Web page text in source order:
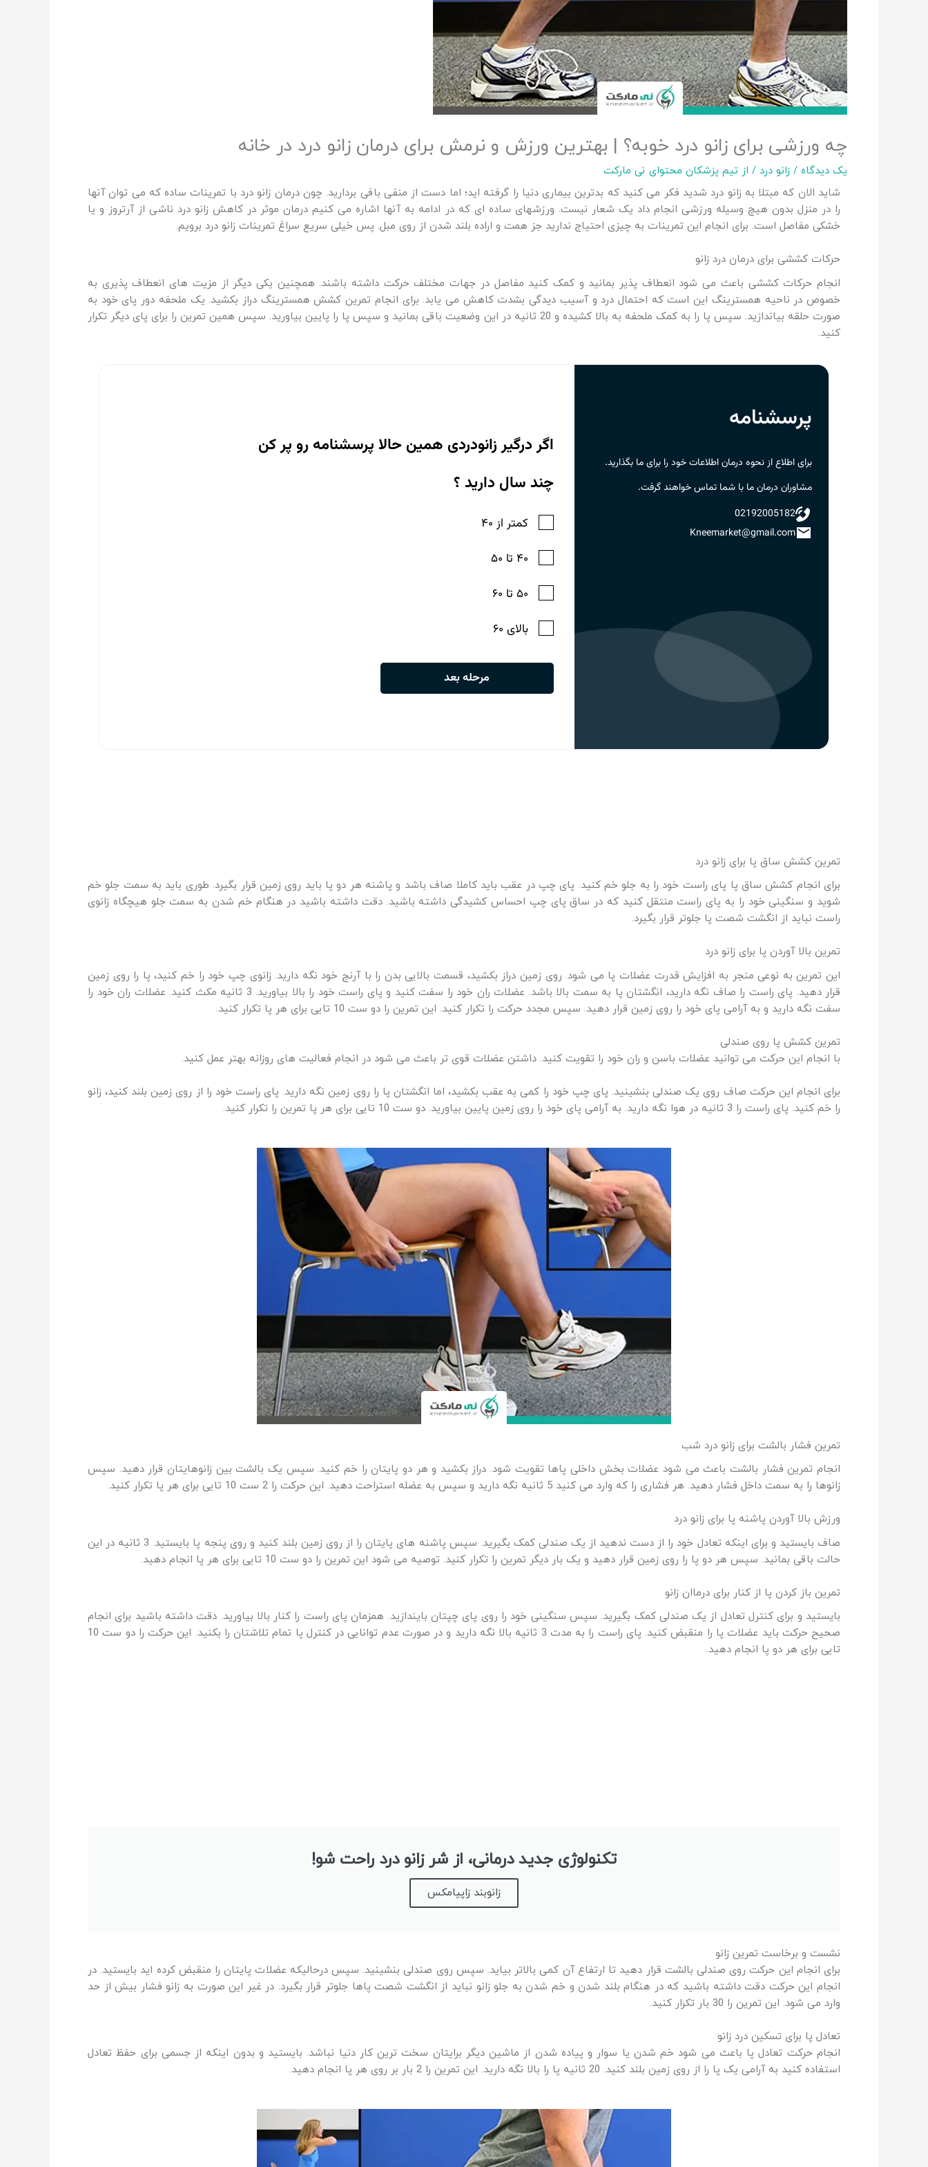
چه ورزشی برای زانو درد خوبه؟ | بهترین ورزش و نرمش برای درمان زانو درد در خانه
یک دیدگاه / زانو درد / از تیم پزشکان محتوای نی مارکت
شاید الان که مبتلا به زانو درد شدید فکر می کنید که بدترین بیماری دنیا را گرفته اید؛ اما دست از منفی بافی بردارید. چون درمان زانو درد با تمرینات ساده که می توان آنها
را در منزل بدون هیچ وسیله ورزشی انجام داد یک شعار نیست. ورزشهای ساده ای که در ادامه به آنها اشاره می کنیم درمان موثر در کاهش زانو درد ناشی از آرتروز و یا
خشکی مفاصل است. برای انجام این تمرینات به چیزی احتیاج ندارید جز همت و اراده بلند شدن از روی مبل. پس خیلی سریع سراغ تمرینات زانو درد برویم.
حرکات کششی برای درمان درد زانو
انجام حرکات کششی باعث می شود انعطاف پذیر بمانید و کمک کنید مفاصل در جهات مختلف حرکت داشته باشند. همچنین یکی دیگر از مزیت های انعطاف پذیری به
خصوص در ناحیه همسترینگ این است که احتمال درد و آسیب دیدگی بشدت کاهش می یابد. برای انجام تمرین کشش همسترینگ دراز بکشید. یک ملحفه دور پای خود به
صورت حلقه بیاندازید. سپس پا را به کمک ملحفه به بالا کشیده و 20 ثانیه در این وضعیت باقی بمانید و سپس پا را پایین بیاورید. سپس همین تمرین را برای پای دیگر تکرار
کنید.
تمرین کشش ساق پا برای زانو درد
برای انجام کشش ساق پا پای راست خود را به جلو خم کنید. پای چپ در عقب باید کاملا صاف باشد و پاشنه هر دو پا باید روی زمین قرار بگیرد. طوری باید به سمت جلو خم
شوید و سنگینی خود را به پای راست منتقل کنید که در ساق پای چپ احساس کشیدگی داشته باشید. دقت داشته باشید در هنگام خم شدن به سمت جلو هیچگاه زانوی
راست نباید از انگشت شصت پا جلوتر قرار بگیرد.
تمرین بالا آوردن پا برای زانو درد
این تمرین به نوعی منجر به افزایش قدرت عضلات پا می شود. روی زمین دراز بکشید، قسمت بالایی بدن را با آرنج خود نگه دارید. زانوی چپ خود را خم کنید، پا را روی زمین
قرار دهید. پای راست را صاف نگه دارید، انگشتان پا به سمت بالا باشد. عضلات ران خود را سفت کنید و پای راست خود را بالا بیاورید. 3 ثانیه مکث کنید. عضلات ران خود را
سفت نگه دارید و به آرامی پای خود را روی زمین قرار دهید. سپس مجدد حرکت را تکرار کنید. این تمرین را دو ست 10 تایی برای هر پا تکرار کنید.
تمرین کشش پا روی صندلی
با انجام این حرکت می توانید عضلات باسن و ران خود را تقویت کنید. داشتن عضلات قوی تر باعث می شود در انجام فعالیت های روزانه بهتر عمل کنید.
برای انجام این حرکت صاف روی یک صندلی بنشینید. پای چپ خود را کمی به عقب بکشید، اما انگشتان پا را روی زمین نگه دارید. پای راست خود را از روی زمین بلند کنید، زانو
را خم کنید. پای راست را 3 ثانیه در هوا نگه دارید. به آرامی پای خود را روی زمین پایین بیاورید. دو ست 10 تایی برای هر پا تمرین را تکرار کنید.
تمرین فشار بالشت برای زانو درد شب
انجام تمرین فشار بالشت باعث می شود عضلات بخش داخلی پاها تقویت شود. دراز بکشید و هر دو پایتان را خم کنید. سپس یک بالشت بین زانوهایتان قرار دهید. سپس
زانوها را به سمت داخل فشار دهید. هر فشاری را که وارد می کنید 5 ثانیه نگه دارید و سپس به عضله استراحت دهید. این حرکت را 2 ست 10 تایی برای هر پا تکرار کنید.
ورزش بالا آوردن پاشنه پا برای زانو درد
صاف بایستید و برای اینکه تعادل خود را از دست ندهید از یک صندلی کمک بگیرید. سپس پاشنه های پایتان را از روی زمین بلند کنید و روی پنجه پا بایستید. 3 ثانیه در این
حالت باقی بمانید. سپس هر دو پا را روی زمین قرار دهید و یک بار دیگر تمرین را تکرار کنید. توصیه می شود این تمرین را دو ست 10 تایی برای هر پا انجام دهید.
تمرین باز کردن پا از کنار برای درماان زانو
بایستید و برای کنترل تعادل از یک صندلی کمک بگیرید. سپس سنگینی خود را روی پای چپتان بایندازید. همزمان پای راست را کنار بالا بیاورید. دقت داشته باشید برای انجام
صحیح حرکت باید عضلات پا را منقبض کنید. پای راست را به مدت 3 ثانیه بالا نگه دارید و در صورت عدم توانایی در کنترل پا تمام تلاشتان را بکنید. این حرکت را دو ست 10
تایی برای هر دو پا انجام دهید.
تکنولوژی جدید درمانی، از شر زانو درد راحت شو!
زانوبند زاپیامکس
نشست و برخاست تمرین زانو
برای انجام این حرکت روی صندلی بالشت قرار دهید تا ارتفاع آن کمی بالاتر بیاید. سپس روی صندلی بنشینید. سپس درحالیکه عضلات پایتان را منقبض کرده اید بایستید. در
انجام این حرکت دقت داشته باشید که در هنگام بلند شدن و خم شدن به جلو زانو نباید از انگشت شصت پاها جلوتر قرار بگیرد. در غیر این صورت به زانو فشار بیش از حد
وارد می شود. این تمرین را 30 بار تکرار کنید.
تعادل پا برای تسکین درد زانو
انجام حرکت تعادل پا باعث می شود خم شدن یا سوار و پیاده شدن از ماشین دیگر برایتان سخت ترین کار دنیا نباشد. بایستید و بدون اینکه از جسمی برای حفظ تعادل
استفاده کنید به آرامی یک پا را از روی زمین بلند کنید. 20 ثانیه پا را بالا نگه دارید. این تمرین را 2 بار بر روی هر پا انجام دهید.